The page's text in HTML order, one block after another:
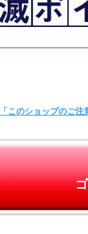
「このショップのご注